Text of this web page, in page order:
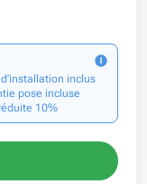
inclus
pose incluse
10%